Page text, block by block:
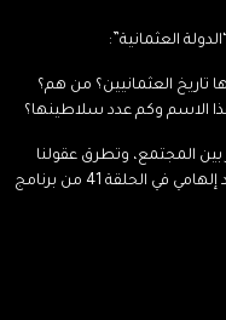
العثمانية”:
العثمانيين؟ من هم؟
الاسم وكم عدد سلاطينها؟
بين المجتمع، وتطرق عقولنا
وقد لا نجد إجابة لها، يجيب عنها الأستاذ محمد إلهامي في الحلقة 41 من برنامج